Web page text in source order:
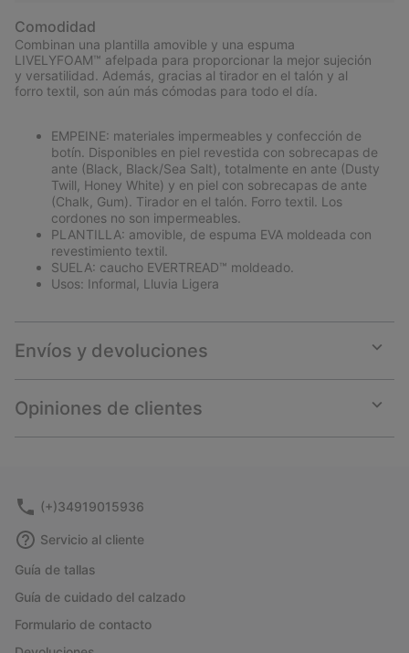
Comodidad
Combinan una plantilla amovible y una espuma
LIVELYFOAM™ afelpada para proporcionar la mejor sujeción
y versatilidad. Además, gracias al tirador en el talón y al
forro textil, son aún más cómodas para todo el día.
EMPEINE: materiales impermeables y confección de
botín. Disponibles en piel revestida con sobrecapas de
ante (Black, Black/Sea Salt), totalmente en ante (Dusty
Twill, Honey White) y en piel con sobrecapas de ante
(Chalk, Gum). Tirador en el talón. Forro textil. Los
cordones no son impermeables.
PLANTILLA: amovible, de espuma EVA moldeada con
revestimiento textil.
SUELA: caucho EVERTREAD™ moldeado.
Usos: Informal, Lluvia Ligera
Envíos y devoluciones
or
Opiniones de clientes
or
(+)34919015936
Servicio al cliente
Guía de tallas
Guía de cuidado del calzado
Formulario de contacto